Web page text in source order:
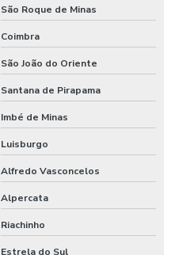
São Roque de Minas
Coimbra
São João do Oriente
Santana de Pirapama
Imbé de Minas
Luisburgo
Alfredo Vasconcelos
Alpercata
Riachinho
Estrela do Sul